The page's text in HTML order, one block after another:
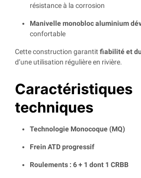
résistance à la corrosion
Manivelle monobloc aluminium
confortable
Cette construction garantit fiabilité et
d’une utilisation régulière en rivière.
Caractéristiques
techniques
Technologie Monocoque (MQ)
Frein ATD progressif
Roulements : 6 + 1 dont 1 CRBB